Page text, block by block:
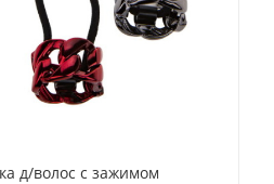
д/волос с зажимом